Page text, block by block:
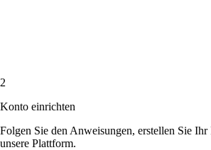
2
Konto einrichten
Folgen Sie den Anweisungen, erstellen Sie
unsere Plattform.